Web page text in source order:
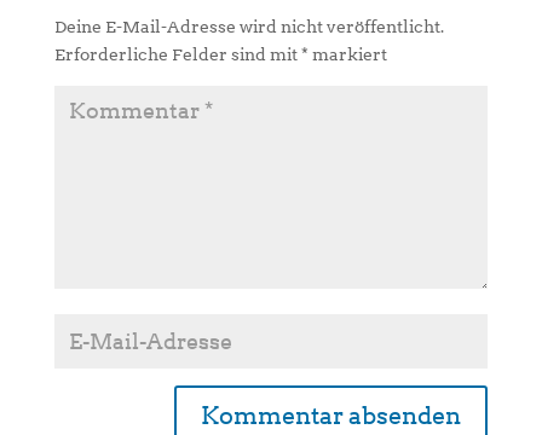
Deine E-Mail-Adresse wird nicht veröffentlicht.
Erforderliche Felder sind mit* markiert